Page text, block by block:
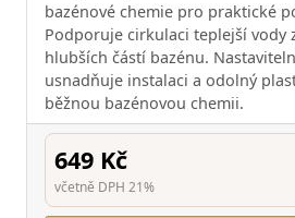
bazénové chemie pro praktické
Podporuje cirkulaci teplejší vody
hlubších částí bazénu.
usnadňuje instalaci a odolný
běžnou bazénovou chemii.
649 Kč
včetně DPH 21%